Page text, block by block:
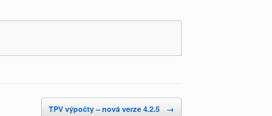
TPV výpočty – nová verze 4.2.5 →